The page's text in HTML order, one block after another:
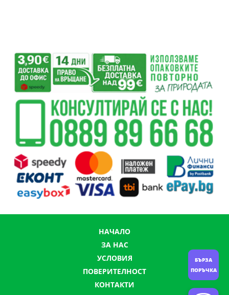
НАЧАЛО
ЗА НАС
УСЛОВИЯ
ПОВЕРИТЕЛНОСТ
КОНТАКТИ
БЪРЗА
ПОРЪЧКА